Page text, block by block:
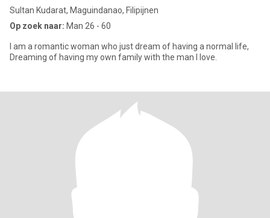
Sultan Kudarat, Maguindanao, Filipijnen
Op zoek naar: Man 26 - 60
I am a romantic woman who just dream of having a normal life,
Dreaming of having my own family with the man I love.